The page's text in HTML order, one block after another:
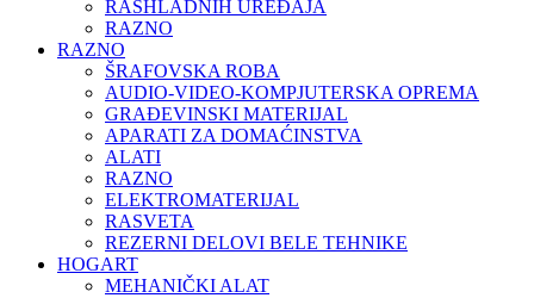
RASHLADNIH UREĐAJA
RAZNO
RAZNO
ŠRAFOVSKA ROBA
AUDIO-VIDEO-KOMPJUTERSKA OPREMA
GRAĐEVINSKI MATERIJAL
APARATI ZA DOMAĆINSTVA
ALATI
RAZNO
ELEKTROMATERIJAL
RASVETA
REZERNI DELOVI BELE TEHNIKE
HOGART
MEHANIČKI ALAT